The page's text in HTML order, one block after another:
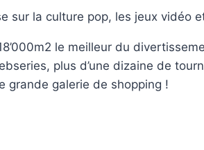
sur la culture pop, les jeux vidéo
le meilleur du
plus d’une dizaine de
grande galerie de shopping !